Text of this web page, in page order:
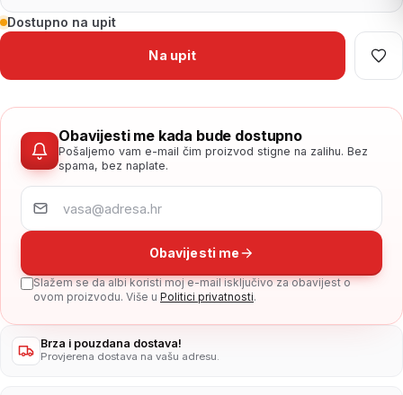
Dostupno na upit
Na upit
Obavijesti me kada bude dostupno
Pošaljemo vam e-mail čim proizvod stigne na zalihu. Bez
spama, bez naplate.
Obavijesti me
Slažem se da albi koristi moj e-mail isključivo za obavijest o
ovom proizvodu. Više u Politici privatnosti.
Brza i pouzdana dostava!
Provjerena dostava na vašu adresu.